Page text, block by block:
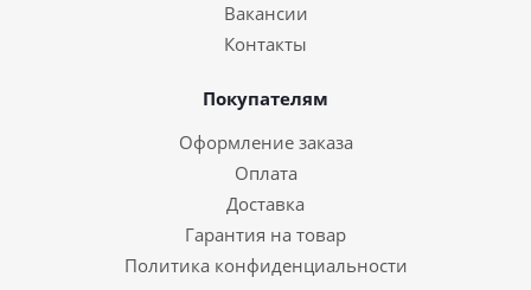
Вакансии
Контакты
Покупателям
Оформление заказа
Оплата
Доставка
Гарантия на товар
Политика конфиденциальности